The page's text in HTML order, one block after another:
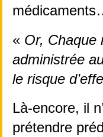
« Or, Chaque
administrée
le risque
Là-encore, il
prétendre